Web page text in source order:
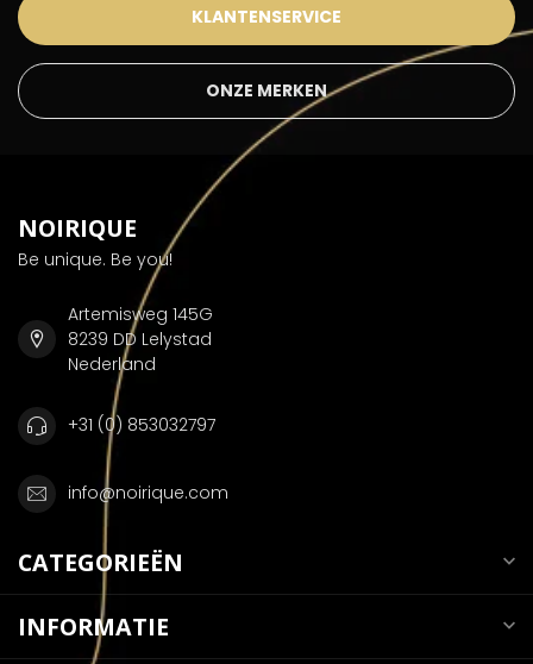
KLANTENSERVICE
ONZE MERKEN
NOIRIQUE
Be unique. Be you!
Artemisweg 145G
8239 DD Lelystad
Nederland
+31 (0) 853032797
info@noirique.com
CATEGORIEËN
INFORMATIE